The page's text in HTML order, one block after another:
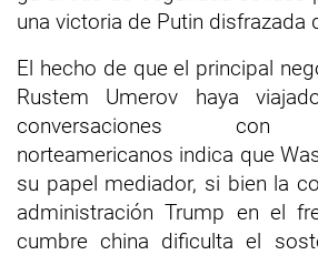
una victoria de Putin disfrazada
El hecho de que el principal
Rustem Umerov haya
conversaciones con
norteamericanos indica que
su papel mediador, si bien la
administración Trump en el
cumbre china dificulta el